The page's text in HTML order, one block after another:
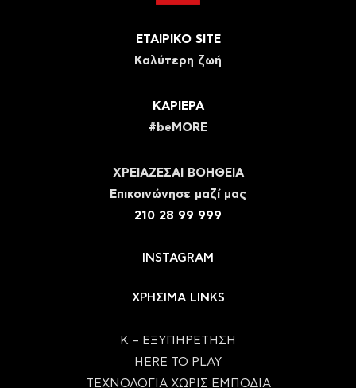
ΕΤΑΙΡΙΚΟ SITE
Καλύτερη ζωή
ΚΑΡΙΕΡΑ
#beMORE
ΧΡΕΙΑΖΕΣΑΙ ΒΟΗΘΕΙΑ
Eπικοινώνησε μαζί μας
210 28 99 999
INSTAGRAM
ΧΡΗΣΙΜΑ LINKS
Κ – ΕΞΥΠΗΡΕΤΗΣΗ
HERE TO PLAY
ΤΕΧΝΟΛΟΓΙΑ ΧΩΡΙΣ ΕΜΠΟΔΙΑ